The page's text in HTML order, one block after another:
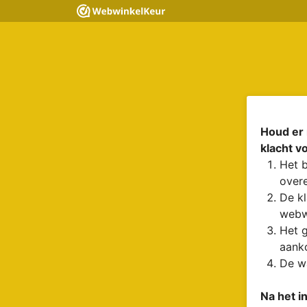
Houd
klacht
Het
De
Het
De
Na het